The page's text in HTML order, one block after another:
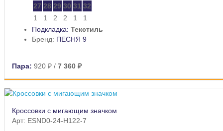
27 28 29 30 31 32
1
1 2 2 1
1
Подкладка: Текстиль
Бренд: ПЕСНЯ 9
Пара: 920 ₽ / 7 360 ₽
Кроссовки с мигающим значком
Арт: ESND0-24-H122-7